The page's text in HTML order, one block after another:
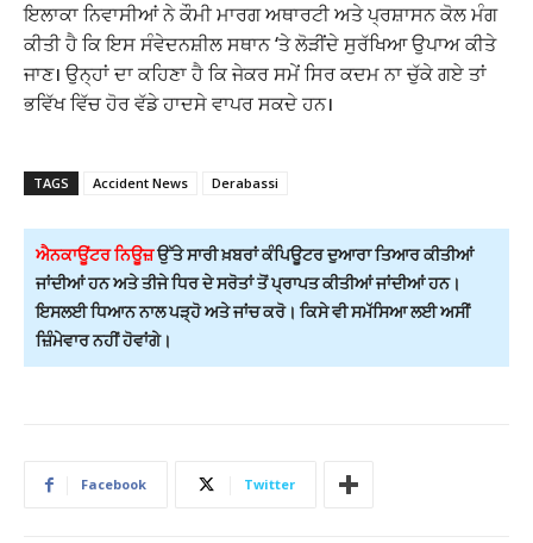
ਇਲਾਕਾ ਨਿਵਾਸੀਆਂ ਨੇ ਕੌਮੀ ਮਾਰਗ ਅਥਾਰਟੀ ਅਤੇ ਪ੍ਰਸ਼ਾਸਨ ਕੋਲ ਮੰਗ
ਕੀਤੀ ਹੈ ਕਿ ਇਸ ਸੰਵੇਦਨਸ਼ੀਲ ਸਥਾਨ ‘ਤੇ ਲੋੜੀਂਦੇ ਸੁਰੱਖਿਆ ਉਪਾਅ ਕੀਤੇ
ਜਾਣ। ਉਨ੍ਹਾਂ ਦਾ ਕਹਿਣਾ ਹੈ ਕਿ ਜੇਕਰ ਸਮੇਂ ਸਿਰ ਕਦਮ ਨਾ ਚੁੱਕੇ ਗਏ ਤਾਂ
ਭਵਿੱਖ ਵਿੱਚ ਹੋਰ ਵੱਡੇ ਹਾਦਸੇ ਵਾਪਰ ਸਕਦੇ ਹਨ।
TAGS Accident News Derabassi
ਐਨਕਾਊਂਟਰ ਨਿਊਜ਼ਉੱਤੇ ਸਾਰੀ ਖ਼ਬਰਾਂ ਕੰਪਿਊਟਰ ਦੁਆਰਾ ਤਿਆਰ ਕੀਤੀਆਂ
ਜਾਂਦੀਆਂ ਹਨ ਅਤੇ ਤੀਜੇ ਧਿਰ ਦੇ ਸਰੋਤਾਂ ਤੋਂ ਪ੍ਰਾਪਤ ਕੀਤੀਆਂ ਜਾਂਦੀਆਂ ਹਨ।
ਇਸਲਈ ਧਿਆਨ ਨਾਲ ਪੜ੍ਹੋ ਅਤੇ ਜਾਂਚ ਕਰੋ। ਕਿਸੇ ਵੀ ਸਮੱਸਿਆ ਲਈ ਅਸੀਂ
ਜ਼ਿੰਮੇਵਾਰ ਨਹੀਂ ਹੋਵਾਂਗੇ।
Facebook Twitter